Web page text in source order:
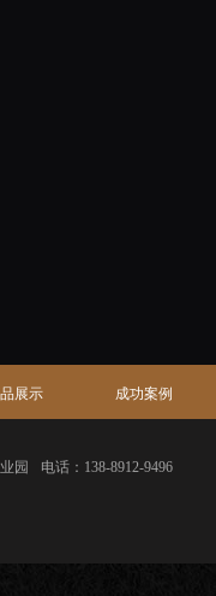
展示 成功案例
园 电话：138-8912-9496